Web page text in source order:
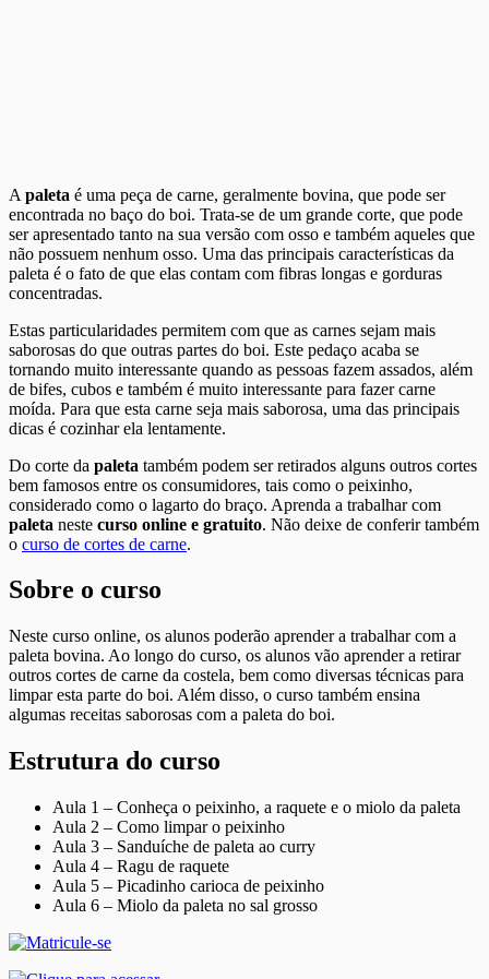
A paleta é uma peça de carne, geralmente bovina, que pode ser
encontrada no baço do boi. Trata-se de um grande corte, que pode
ser apresentado tanto na sua versão com osso e também aqueles que
não possuem nenhum osso. Uma das principais características da
paleta é o fato de que elas contam com fibras longas e gorduras
concentradas.
Estas particularidades permitem com que as carnes sejam mais
saborosas do que outras partes do boi. Este pedaço acaba se
tornando muito interessante quando as pessoas fazem assados, além
de bifes, cubos e também é muito interessante para fazer carne
moída. Para que esta carne seja mais saborosa, uma das principais
dicas é cozinhar ela lentamente.
Do corte da paleta também podem ser retirados alguns outros cortes
bem famosos entre os consumidores, tais como o peixinho,
considerado como o lagarto do braço. Aprenda a trabalhar com
paleta neste curso online e gratuito. Não deixe de conferir também
o curso de cortes de carne.
Sobre o curso
Neste curso online, os alunos poderão aprender a trabalhar com a
paleta bovina. Ao longo do curso, os alunos vão aprender a retirar
outros cortes de carne da costela, bem como diversas técnicas para
limpar esta parte do boi. Além disso, o curso também ensina
algumas receitas saborosas com a paleta do boi.
Estrutura do curso
Aula 1 – Conheça o peixinho, a raquete e o miolo da paleta
Aula 2 – Como limpar o peixinho
Aula 3 – Sanduíche de paleta ao curry
Aula 4 – Ragu de raquete
Aula 5 – Picadinho carioca de peixinho
Aula 6 – Miolo da paleta no sal grosso